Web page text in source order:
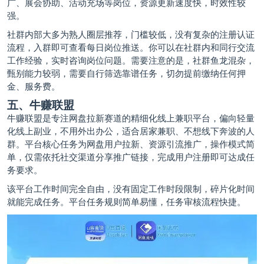
广、展会协助、活动充场等岗位，资源更新速度快，时效性较
强。
社群内部大多为熟人圈层推荐，门槛较低，没有复杂的注册认证
流程，入群即可查看每日岗位推送。你可以在社群内和同行交流
工作经验，实时咨询岗位问题。需要注意的是，社群鱼龙混杂，
甄别能力较弱，需要自行筛选靠谱任务，切勿提前缴纳任何押
金、服务费。
五、牛赚联盟
牛赚联盟是专注网盘拉新赛道的精细化线上兼职平台，偏向轻量
化线上副业，不用外出办公，适合居家兼职、不想线下奔波的人
群。平台核心任务为网盘用户拉新、资源引流推广 ，操作模式简
单，仅需依托社交渠道分享推广链接，完成用户注册即可达成任
务要求。
该平台工作时间完全自由，没有固定工作时段限制，碎片化时间
就能完成任务。平台任务规则简单易懂，任务审核流程快捷。